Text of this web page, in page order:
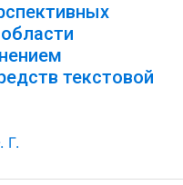
текстовой
Г.